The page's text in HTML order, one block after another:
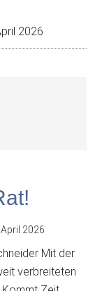
2026
2026
Mit der
verbreiteten